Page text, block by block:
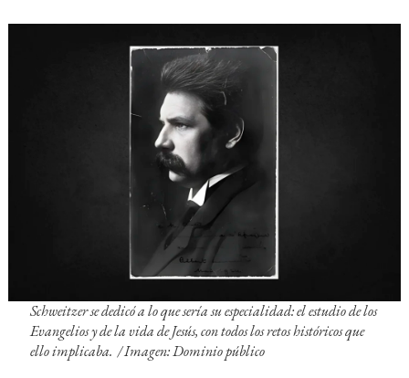
Schweitzer se dedicó a lo que sería su especialidad: el estudio de los
Evangelios y de la vida de Jesús, con todos los retos históricos que
ello implicaba. / Imagen: Dominio público